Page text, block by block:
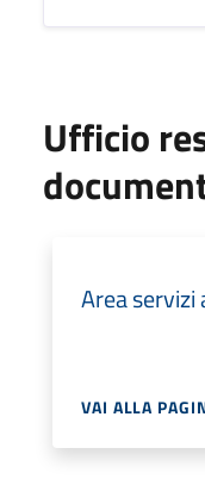
Ufficio
Area
VAI ALLA